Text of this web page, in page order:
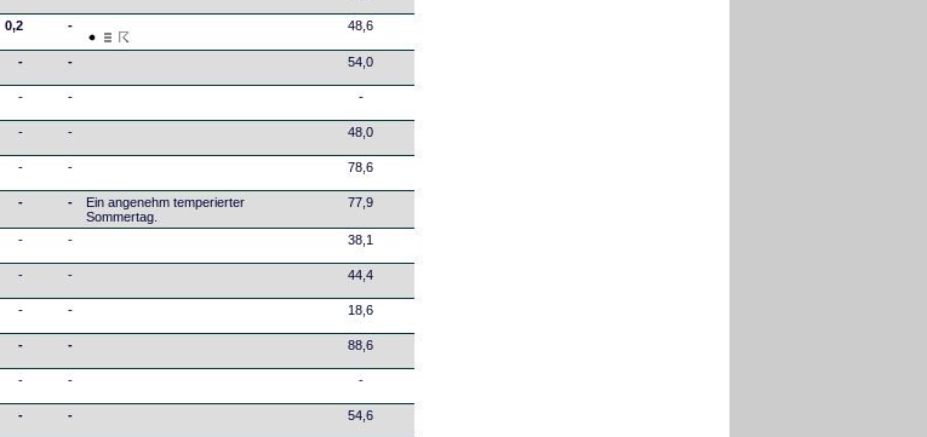
0,2 - 48,6
- - 54,0
- - -
- - 48,0
- - 78,6
- -
Ein angenehm temperierter
Sommertag.
77,9
- - 38,1
- - 44,4
- - 18,6
- - 88,6
- - -
- - 54,6